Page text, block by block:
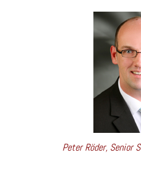
Peter Röder, Senior